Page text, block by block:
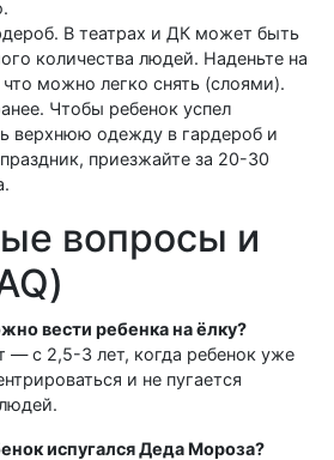
В театрах и ДК может быть
количества людей. Наденьте на
можно легко снять (слоями).
Чтобы ребенок успел
верхнюю одежду в гардероб и
приезжайте за 20-30
вопросы и
вести ребенка на ёлку?
— с 2,5-3 лет, когда ребенок уже
и не пугается
испугался Деда Мороза?